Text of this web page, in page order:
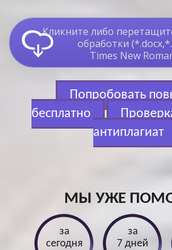
Кликните либо
обработки
Times New
Попробовать
бесплатно
антиплагиат
МЫ УЖЕ
за
сегодня
за
7 дней